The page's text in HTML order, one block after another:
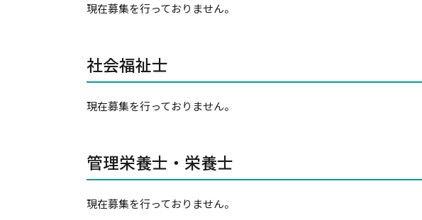
現在募集を行っておりません。
社会福祉士
現在募集を行っておりません。
管理栄養士・栄養士
現在募集を行っておりません。